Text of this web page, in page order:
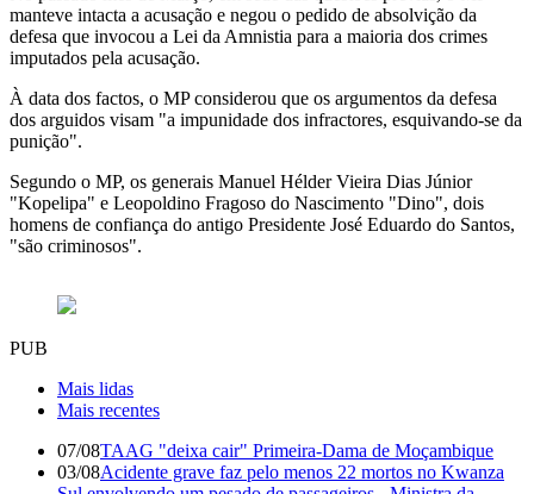
manteve intacta a acusação e negou o pedido de absolvição da
defesa que invocou a Lei da Amnistia para a maioria dos crimes
imputados pela acusação.
À data dos factos, o MP considerou que os argumentos da defesa
dos arguidos visam "a impunidade dos infractores, esquivando-se da
punição".
Segundo o MP, os generais Manuel Hélder Vieira Dias Júnior
"Kopelipa" e Leopoldino Fragoso do Nascimento "Dino", dois
homens de confiança do antigo Presidente José Eduardo do Santos,
"são criminosos".
PUB
Mais lidas
Mais recentes
07/08TAAG "deixa cair" Primeira-Dama de Moçambique
03/08Acidente grave faz pelo menos 22 mortos no Kwanza